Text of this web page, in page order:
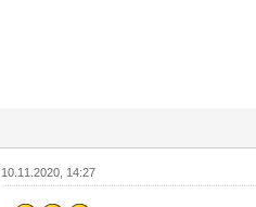
10.11.2020, 14:27